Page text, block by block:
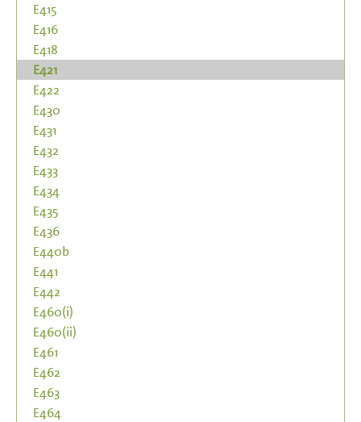
E415
E416
E418
E421
E422
E430
E431
E432
E433
E434
E435
E436
E440b
E441
E442
E460(i)
E460(ii)
E461
E462
E463
E464